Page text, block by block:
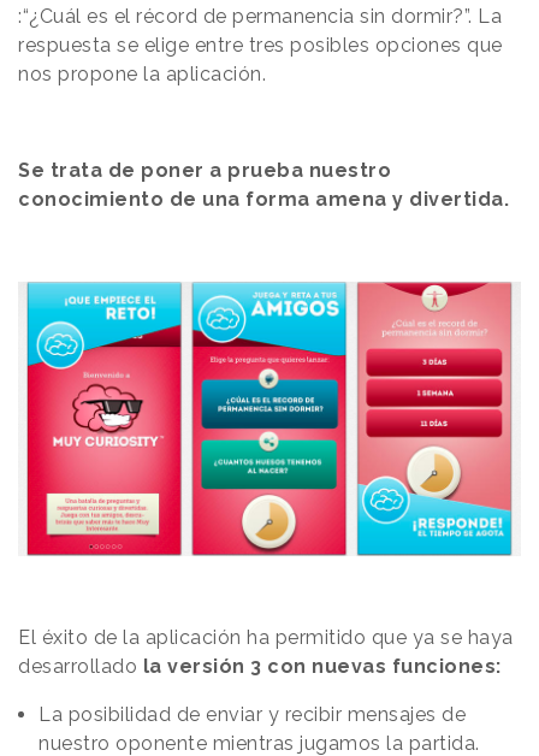
:“¿Cuál es el récord de permanencia sin dormir?”. La
respuesta se elige entre tres posibles opciones que
nos propone la aplicación.
Se trata de poner a prueba nuestro
conocimiento de una forma amena y divertida.
El éxito de la aplicación ha permitido que ya se haya
desarrollado la versión 3 con nuevas funciones:
La posibilidad de enviar y recibir mensajes de
nuestro oponente mientras jugamos la partida.